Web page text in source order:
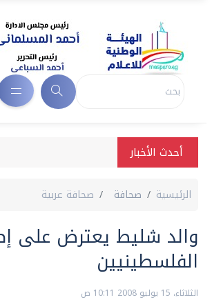
أحدث الأخبار
الرئيسية صحافة صحافة عربية
والد شليط يعترض على
الفلسطينيين
الثلاثاء، 15 يوليو 2008 10:11 ص